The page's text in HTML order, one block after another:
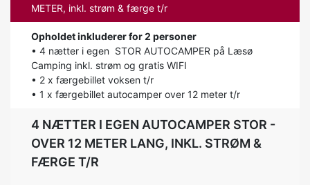
METER, inkl. strøm & færge t/r
Opholdet inkluderer for 2 personer
• 4 nætter i egen STOR AUTOCAMPER på Læsø
Camping inkl. strøm og gratis WIFI
• 2 x færgebillet voksen t/r
• 1 x færgebillet autocamper over 12 meter t/r
4 NÆTTER I EGEN AUTOCAMPER STOR -
OVER 12 METER LANG, INKL. STRØM &
FÆRGE T/R